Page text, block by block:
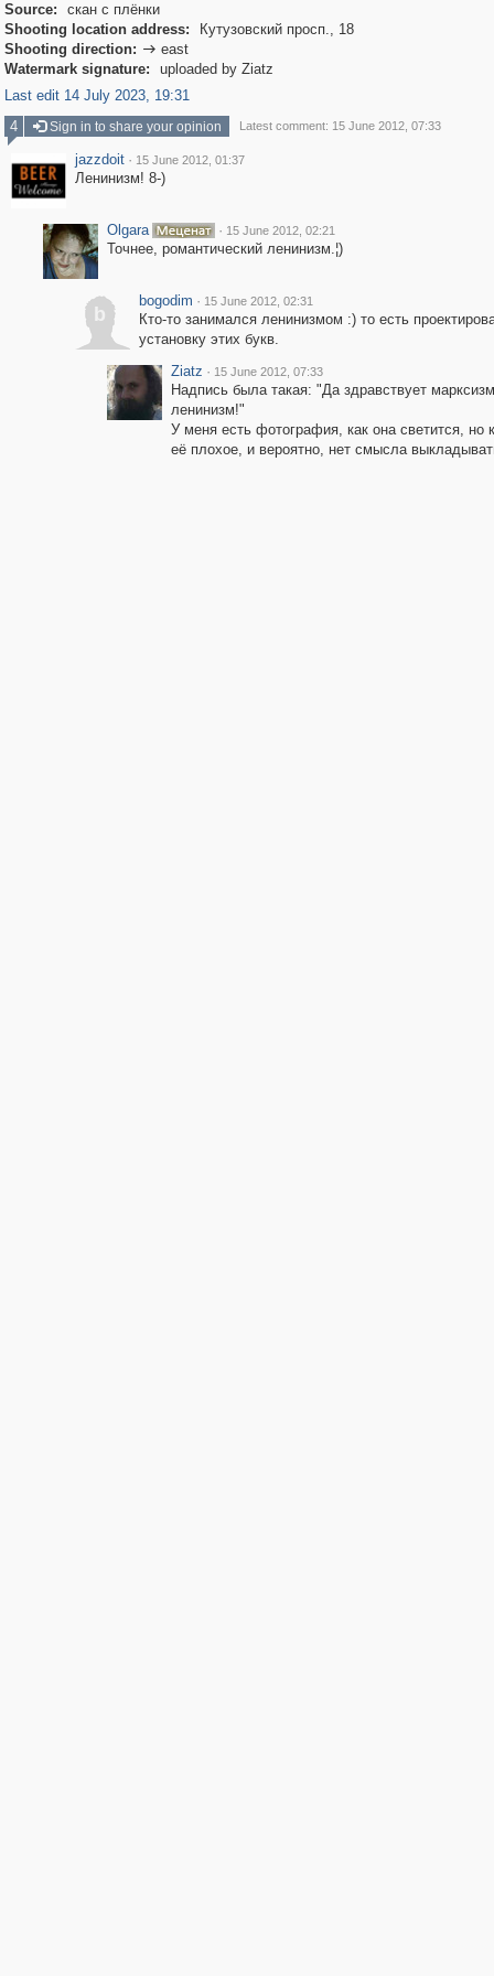
Source:
скан с плёнки
Shooting location address:
Кутузовский просп., 18
Shooting direction:  east
Watermark signature:
uploaded by Ziatz
Last edit 14 July 2023, 19:31
4
Sign in to share your opinion Latest comment: 15 June 2012, 07:33
jazzdoit · 15 June 2012, 01:37
Ленинизм! 8-)
Olgara · 15 June 2012, 02:21
Точнее, романтический ленинизм.¦)
b
bogodim · 15 June 2012, 02:31
Кто-то занимался ленинизмом :) то есть
установку этих букв.
Ziatz · 15 June 2012, 07:33
Надпись была такая: "Да здравствует
ленинизм!"
У меня есть фотография, как она светится, но
её плохое, и вероятно, нет смысла